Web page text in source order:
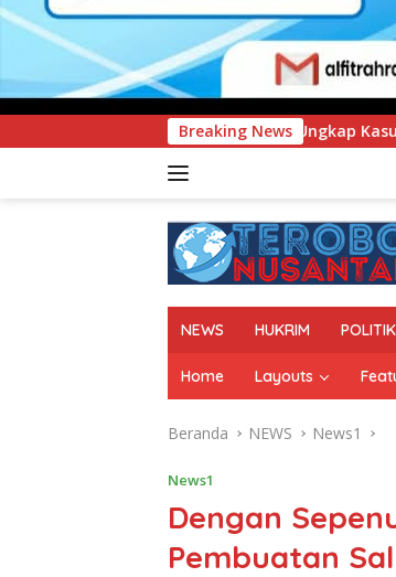
Breaking News
Ungkap Kasus Curnik, Lima Handphone Hasil
NEWS HUKRIM POLITIK
Home Layouts
Beranda NEWS News1
News1
Dengan
Pembuatan